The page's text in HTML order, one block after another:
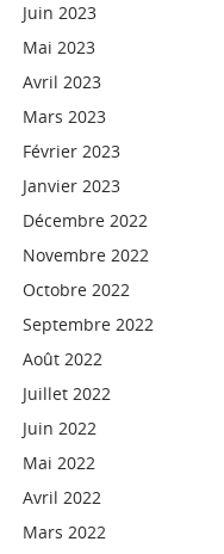
Juin 2023
Mai 2023
Avril 2023
Mars 2023
Février 2023
Janvier 2023
Décembre 2022
Novembre 2022
Octobre 2022
Septembre 2022
Août 2022
Juillet 2022
Juin 2022
Mai 2022
Avril 2022
Mars 2022